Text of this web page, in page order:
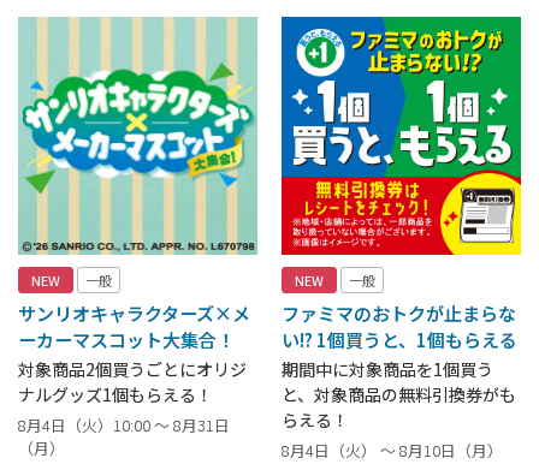
NEW 一般
サンリオキャラクターズ×メ
ーカーマスコット大集合！
対象商品2個買うごとにオリジ
ナルグッズ1個もらえる！
8月4日（火）10:00 ～ 8月31日
（月）
NEW 一般
ファミマのおトクが止まらな
い!? 1個買うと、1個もらえる
期間中に対象商品を1個買う
と、対象商品の無料引換券がも
らえる！
8月4日（火） ～ 8月10日（月）